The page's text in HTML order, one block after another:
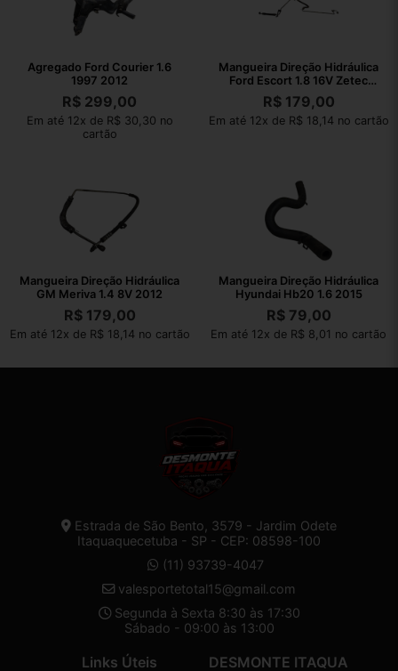
Agregado Ford Courier 1.6
1997 2012
R$ 299,00
Em até 12x de R$ 30,30 no
cartão
Mangueira Direção Hidráulica
Ford Escort 1.8 16V Zetec
1998
R$179,00
Em até 12x de R$ 18,14 no cartão
Mangueira Direção Hidráulica
GM Meriva 1.4 8V 2012
R$179,00
Em até 12x de R$ 18,14 no cartão
Mangueira Direção Hidráulica
Hyundai Hb20 1.6 2015
R$79,00
Em até 12x de R$ 8,01 no cartão
Estrada de São Bento, 3579 - Jardim Odete
Itaquaquecetuba - SP - CEP: 08598-100
(11) 93739-4047
valesportetotal15@gmail.com
Segunda à Sexta 8:30 às 17:30
Sábado - 09:00 às 13:00
Links Úteis DESMONTE ITAQUA